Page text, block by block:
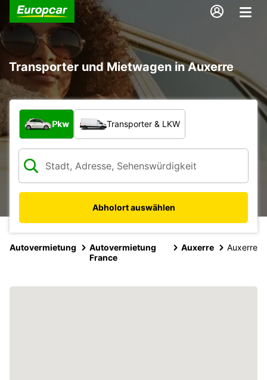
Transporter und Mietwagen in Auxerre
Welche Art von Fahrzeug?
Pkw Transporter & LKW
Abholort auswählen
Autovermietung
Autovermietung
France
Auxerre Auxerre